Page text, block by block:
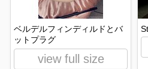
ベルデルフィンディルドとバ
ットプラグ
view full size